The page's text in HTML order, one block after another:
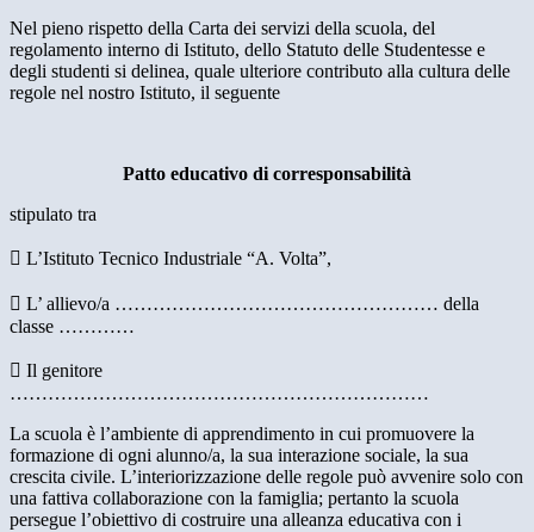
Nel pieno rispetto della Carta dei servizi della scuola, del
regolamento interno di Istituto, dello Statuto delle Studentesse e
degli studenti si delinea, quale ulteriore contributo alla cultura delle
regole nel nostro Istituto, il seguente
Patto educativo di corresponsabilità
stipulato tra
 L’Istituto Tecnico Industriale “A. Volta”,
 L’ allievo/a …………………………………………… della
classe …………
 Il genitore
…………………………………………………………
La scuola è l’ambiente di apprendimento in cui promuovere la
formazione di ogni alunno/a, la sua interazione sociale, la sua
crescita civile. L’interiorizzazione delle regole può avvenire solo con
una fattiva collaborazione con la famiglia; pertanto la scuola
persegue l’obiettivo di costruire una alleanza educativa con i